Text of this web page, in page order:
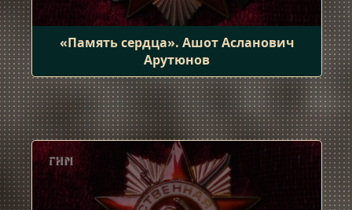
«Память сердца». Ашот Асланович
Арутюнов